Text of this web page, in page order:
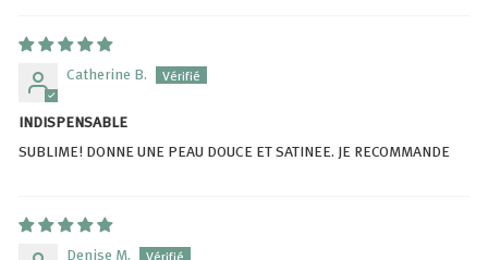
Catherine B.
INDISPENSABLE
SUBLIME! DONNE UNE PEAU DOUCE ET SATINEE. JE RECOMMANDE
Denise M.